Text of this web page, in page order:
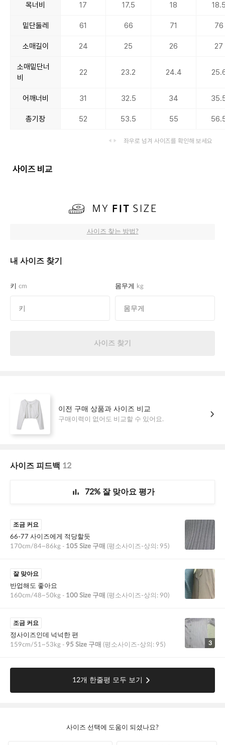
목너비 17 17.5 18
밑단둘레 61 66 71 76
소매길이 24 25 26 27
소매밑단너
비
22 23.2 24.4
어깨너비 31 32.5 34
총기장 52 53.5 55
좌우로 넘겨 사이즈를 확인해 보세요
사이즈 비교